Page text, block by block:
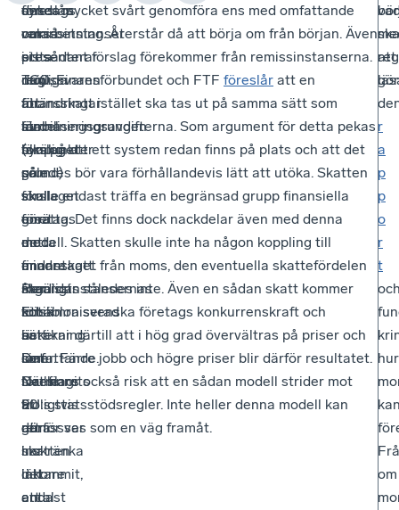
onsdags
var
sista
dag
att
lämna
synpunkter
på
förslaget
om
en
finansskatt.
Remissinstansernas
kritik
är
omfattande.
Närmare
90
remissvar
har
inkommit,
endast
del
remissinstanser
presenterar
möjliga
förändringar
av
förslaget
som
skulle
göra
detta
mindre
skadligt.
Ett
sätt
som
föreslagits
är
att
inskränka
det
antal
föreslås
också
i
remissvaren
att
fördelningsgrunden
(skälig
grund)
ska
ersättas
med
en
mer
schabloniserad
beräkning.
Det
skulle
troligtvis
göra
skatten
lättare
att
synes mycket svårt genomföra ens med omfattande
omarbetning. Återstår då att börja om från början. Även
ett sådant förslag förekommer från remissinstanserna.
TCO, Finansförbundet och FTF föreslår att en
finansskatt istället ska tas ut på samma sätt som
stabiliseringsavgifterna. Som argument för detta pekas
bl.a. på att ett system redan finns på plats och att det
således bör vara förhållandevis lätt att utöka. Skatten
skulle endast träffa en begränsad grupp finansiella
företag. Det finns dock nackdelar även med denna
modell. Skatten skulle inte ha någon koppling till
undantaget från moms, den eventuella skattefördelen
åtgärdas således inte. Även en sådan skatt kommer
försämra svenska företags konkurrenskraft och
riskerar därtill att i hög grad övervältras på priser och
löner. Färre jobb och högre priser blir därför resultatet.
Det finns också risk att en sådan modell strider mot
EU:s statsstödsregler. Inte heller denna modell kan
därför ses som en väg framåt.
ska
att
r
a
p
p
o
r
t
hur
om